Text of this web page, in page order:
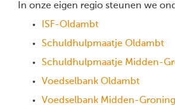
In onze eigen regio steunen we
ISF-Oldambt
Schuldhulpmaatje Oldambt
Schuldhulpmaatje Midden-
Voedselbank Oldambt
Voedselbank Midden-